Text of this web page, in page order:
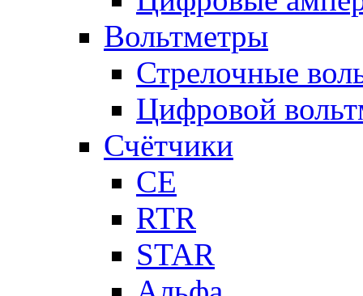
Вольтметры
Стрелочные
Цифровой
Счётчики
CE
RTR
STAR